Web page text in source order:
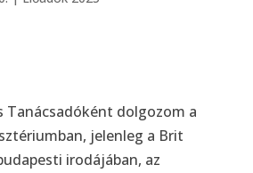
Tanácsadóként dolgozom a
jelenleg a Brit
irodájában, az